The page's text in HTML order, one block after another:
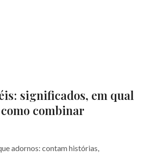
significados, em qual
combinar
adornos: contam histórias,